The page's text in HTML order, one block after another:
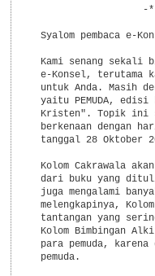
-
Syalom pembaca e-
Kami senang sekali
e-Konsel, terutama
untuk Anda. Masih
yaitu PEMUDA, edisi
Kristen". Topik ini
berkenaan dengan
tanggal 28 Oktober
Kolom Cakrawala
dari buku yang
juga mengalami
melengkapinya,
tantangan yang
Kolom Bimbingan
para pemuda, karena
  pemuda.